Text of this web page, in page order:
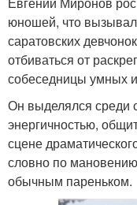
юношей, что
саратовских
отбиваться от
собеседницы умных
Он выделялся среди
энергичностью,
сцене
словно по
обычным пареньком.